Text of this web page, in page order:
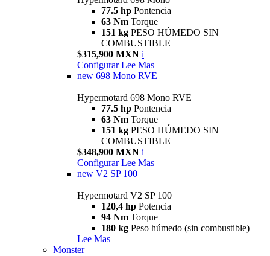
77.5 hp Pontencia
63 Nm Torque
151 kg PESO HÚMEDO SIN
COMBUSTIBLE
$315,900 MXN i
Configurar Lee Mas
new 698 Mono RVE
Hypermotard 698 Mono RVE
77.5 hp Pontencia
63 Nm Torque
151 kg PESO HÚMEDO SIN
COMBUSTIBLE
$348,900 MXN i
Configurar Lee Mas
new V2 SP 100
Hypermotard V2 SP 100
120,4 hp Potencia
94 Nm Torque
180 kg Peso húmedo (sin combustible)
Lee Mas
Monster